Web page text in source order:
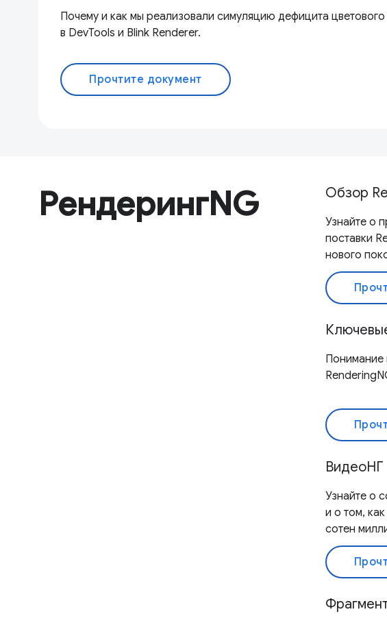
Почему и как мы реализовали симуляцию дефицита цветового
в DevTools и Blink Renderer.
Прочтите документ
РендерингNG Обзор
Узнайте о
поставки
нового
Понимание
ВидеоНГ
Узнайте о
и о том,
сотен